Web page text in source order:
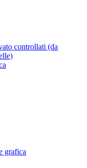
controllati (da
grafica